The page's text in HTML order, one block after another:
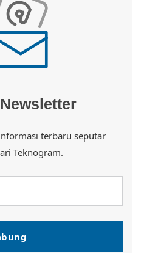
terbaru seputar
Teknogram.